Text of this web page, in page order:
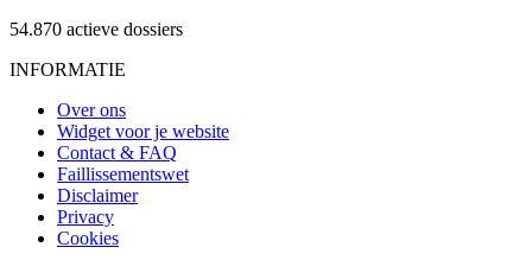
54.870 actieve dossiers
INFORMATIE
Over ons
Widget voor je website
Contact & FAQ
Faillissementswet
Disclaimer
Privacy
Cookies